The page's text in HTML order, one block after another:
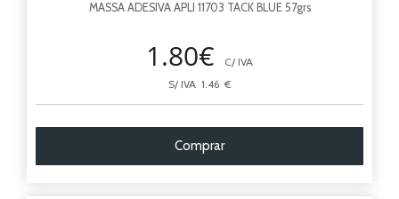
MASSA ADESIVA APLI 11703 TACK BLUE 57grs
1.80€
C/ IVA
S/ IVA 1.46 €
Comprar